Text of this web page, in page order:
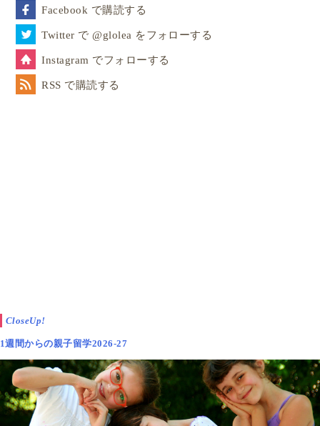
によると、先生のサマースクールでは、活動内容自体
が子ども達の選択。例えば工作を選んだ子ども達は、
好奇心から色んな角度でノコを引いたり、協力したり
教え合う中で、だんだんと木の切り方を上達させてい
きます。
▲指導なしで、遊びを通じて学びを進めて行く子ども達
ダイアン先生は、これを、
Facebook で購読する
Twitter で @glolea をフォローする
Instagram でフォローする
RSS で購読する
CloseUp!
1週間からの親子留学2026-27